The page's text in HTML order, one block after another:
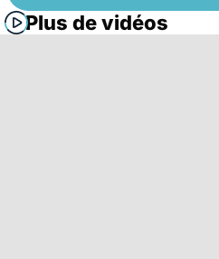
Plus de vidéos